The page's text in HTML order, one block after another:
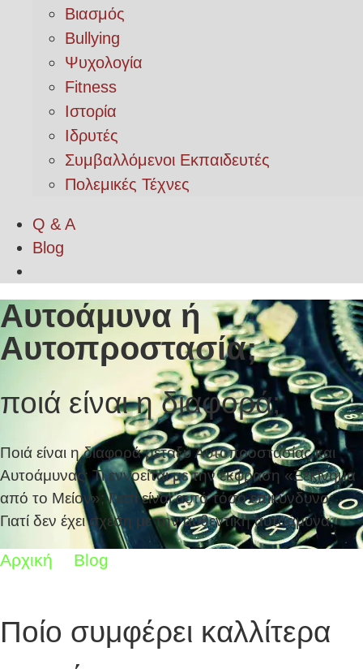
Βιασμός
Bullying
Ψυχολογία
Fitness
Ιστορία
Ιδρυτές
Συμβαλλόμενοι Εκπαιδευτές
Πολεμικές Τέχνες
Q & A
Blog
Αυτοάμυνα ή
Αυτοπροστασία;
ποιά είναι η διαφορά;
Ποιά είναι η διαφορά μεταξύ Αυτοπροστασίας και
Αυτοάμυνας; Τι εννοείται με την έκφραση «Ξεκίνημα
από το Μείον»; Γιατί είναι αυτό τόσο επικύνδυνο;
Γιατί δεν έχει σχέση με την αυθεντική αυτοάμυνα;
Αρχική Blog
Ποίο συμφέρει καλλίτερα